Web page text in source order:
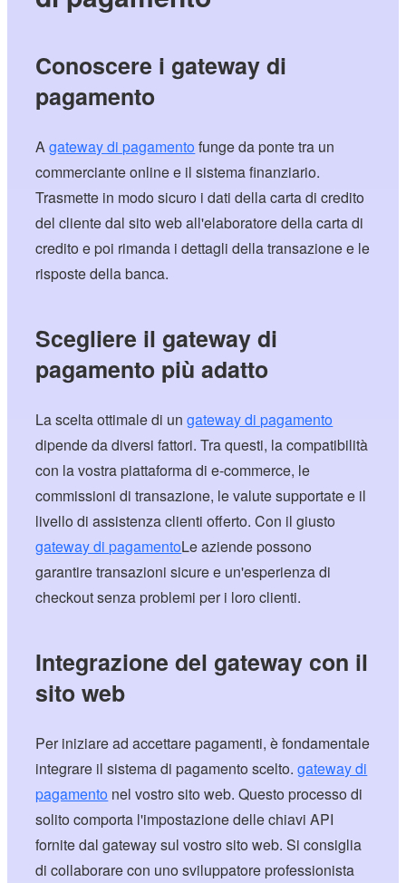
Conoscere i gateway di
pagamento
Agateway di pagamento funge da ponte tra un
commerciante online e il sistema finanziario.
Trasmette in modo sicuro i dati della carta di credito
del cliente dal sito web all'elaboratore della carta di
credito e poi rimanda i dettagli della transazione e le
risposte della banca.
Scegliere il gateway di
pagamento più adatto
La scelta ottimale di ungateway di pagamento
dipende da diversi fattori. Tra questi, la compatibilità
con la vostra piattaforma di e-commerce, le
commissioni di transazione, le valute supportate e il
livello di assistenza clienti offerto. Con il giusto
gateway di pagamentoLe aziende possono
garantire transazioni sicure e un'esperienza di
checkout senza problemi per i loro clienti.
Integrazione del gateway con il
sito web
Per iniziare ad accettare pagamenti, è fondamentale
integrare il sistema di pagamento scelto.gateway di
pagamento nel vostro sito web. Questo processo di
solito comporta l'impostazione delle chiavi API
fornite dal gateway sul vostro sito web. Si consiglia
di collaborare con uno sviluppatore professionista